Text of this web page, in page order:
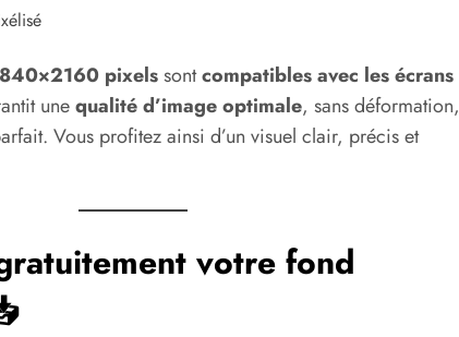
pixelssontcompatibles avec les écrans
unequalité d’image optimale, sans déformation,
Vous profitez ainsi d’un visuel clair, précis et
votre fond